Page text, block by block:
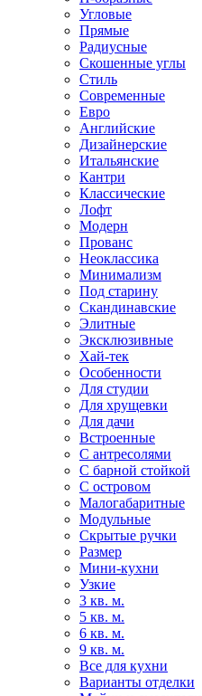
Угловые
Прямые
Радиусные
Скошенные углы
Стиль
Современные
Евро
Английские
Дизайнерские
Итальянские
Кантри
Классические
Лофт
Модерн
Прованс
Неоклассика
Минимализм
Под старину
Скандинавские
Элитные
Эксклюзивные
Хай-тек
Особенности
Для студии
Для хрущевки
Для дачи
Встроенные
С антресолями
С барной стойкой
С островом
Малогабаритные
Модульные
Скрытые ручки
Размер
Мини-кухни
Узкие
3 кв. м.
5 кв. м.
6 кв. м.
9 кв. м.
Все для кухни
Варианты отделки